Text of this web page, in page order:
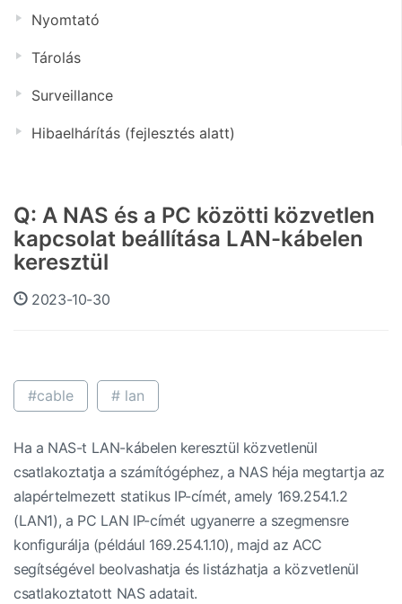
Nyomtató
Tárolás
Surveillance
Hibaelhárítás (fejlesztés alatt)
Q: A NAS és a PC közötti közvetlen
kapcsolat beállítása LAN-kábelen
keresztül
2023-10-30
#cable # lan
Ha a NAS-t LAN-kábelen keresztül közvetlenül
csatlakoztatja a számítógéphez, a NAS héja megtartja az
alapértelmezett statikus IP-címét, amely 169.254.1.2
(LAN1), a PC LAN IP-címét ugyanerre a szegmensre
konfigurálja (például 169.254.1.10), majd az ACC
segítségével beolvashatja és listázhatja a közvetlenül
csatlakoztatott NAS adatait.